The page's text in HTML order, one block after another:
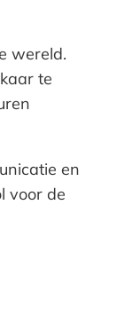
wereld.
te
en
voor de